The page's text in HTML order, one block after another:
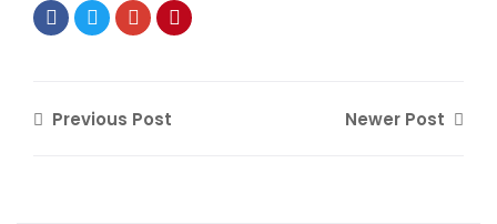
Previous Post Newer Post